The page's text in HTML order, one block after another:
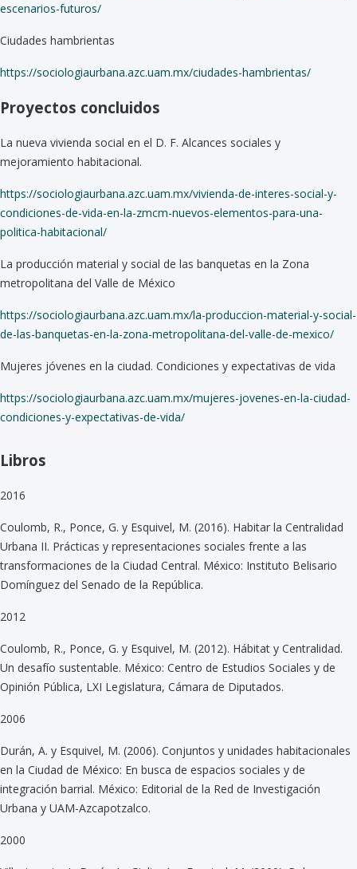
escenarios-futuros/
Ciudades hambrientas
https://sociologiaurbana.azc.uam.mx/ciudades-hambrientas/
Proyectos concluidos
La nueva vivienda social en el D. F. Alcances sociales y
mejoramiento habitacional.
https://sociologiaurbana.azc.uam.mx/vivienda-de-interes-social-y-
condiciones-de-vida-en-la-zmcm-nuevos-elementos-para-una-
politica-habitacional/
La producción material y social de las banquetas en la Zona
metropolitana del Valle de México
https://sociologiaurbana.azc.uam.mx/la-produccion-material-y-social-
de-las-banquetas-en-la-zona-metropolitana-del-valle-de-mexico/
Mujeres jóvenes en la ciudad. Condiciones y expectativas de vida
https://sociologiaurbana.azc.uam.mx/mujeres-jovenes-en-la-ciudad-
condiciones-y-expectativas-de-vida/
Libros
2016
Coulomb, R., Ponce, G. y Esquivel, M. (2016). Habitar la Centralidad
Urbana II. Prácticas y representaciones sociales frente a las
transformaciones de la Ciudad Central. México: Instituto Belisario
Domínguez del Senado de la República.
2012
Coulomb, R., Ponce, G. y Esquivel, M. (2012). Hábitat y Centralidad.
Un desafío sustentable. México: Centro de Estudios Sociales y de
Opinión Pública, LXI Legislatura, Cámara de Diputados.
2006
Durán, A. y Esquivel, M. (2006). Conjuntos y unidades habitacionales
en la Ciudad de México: En busca de espacios sociales y de
integración barrial. México: Editorial de la Red de Investigación
Urbana y UAM-Azcapotzalco.
2000